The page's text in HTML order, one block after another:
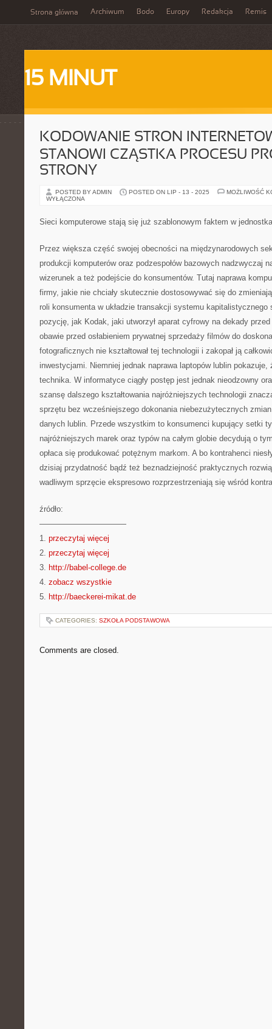
Strona główna Archiwum Bodo Europy Redakcja Remis
15 MINUT
KODOWANIE STRON
STANOWI CZĄSTKA PROCESU
STRONY
POSTED BY ADMIN POSTED ON LIP - 13 - 2025
MOŻLIWOŚĆ
WYŁĄCZONA
Sieci komputerowe stają się już szablonowym faktem w
Przez większa część swojej obecności na międzynarodowych
produkcji komputerów oraz podzespołów bazowych nadzwyczaj
wizerunek a też podejście do konsumentów. Tutaj naprawa
firmy, jakie nie chciały skutecznie dostosowywać się do
roli konsumenta w układzie transakcji systemu kapitalistycznego
pozycję, jak Kodak, jaki utworzył aparat cyfrowy na dekady
obawie przed osłabieniem prywatnej sprzedaży filmów do
fotograficznych nie kształtował tej technologii i zakopał ją
inwestycjami. Niemniej jednak naprawa laptopów lublin pokazuje,
technika. W informatyce ciągły postęp jest jednak nieodzowny
szansę dalszego kształtowania najróżniejszych technologii
sprzętu bez wcześniejszego dokonania niebezużytecznych
danych lublin. Przede wszystkim to konsumenci kupujący setki
najróżniejszych marek oraz typów na całym globie decydują o
opłaca się produkować potężnym markom. A bo kontrahenci
dzisiaj przydatność bądź też beznadziejność praktycznych
wadliwym sprzęcie ekspresowo rozprzestrzeniają się wśród
źródło:
———————————
1. przeczytaj więcej
2. przeczytaj więcej
3. http://babel-college.de
4. zobacz wszystkie
5. http://baeckerei-mikat.de
CATEGORIES: SZKOŁA PODSTAWOWA
Comments are closed.